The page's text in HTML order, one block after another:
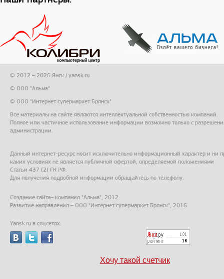
© 2012 – 2026 Янск / yansk.ru
© ООО "Альма"
© ООО "Интернет супермаркет Брянск"
Все материалы на сайте являются интеллектуальной собственностью компаний.
Полное или частичное использование информации возможно только с
администрации.
Данный интернет-ресурс носит исключительно информационный характер и ни
каких условиях не является публичной офертой, определяемой положениями
Статьи 437 (2) ГК РФ.
Для получения подробной информации обращайтесь по телефону.
Создание сайта– компания "Альма", 2012
Развитие направления – ООО "Интернет супермаркет Брянск", 2016
Yansk.ru в соцсетях:
Хочу такой счетчик